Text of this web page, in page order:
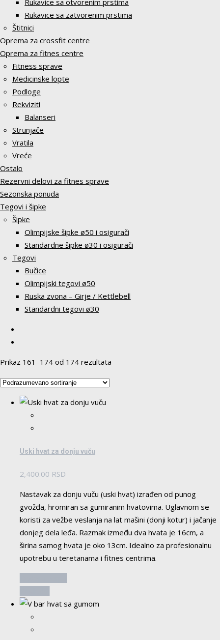
Rukavice sa otvorenim prstima
Rukavice sa zatvorenim prstima
Štitnici
Oprema za crossfit centre
Oprema za fitnes centre
Fitness sprave
Medicinske lopte
Podloge
Rekviziti
Balanseri
Strunjače
Vratila
Vreće
Ostalo
Rezervni delovi za fitnes sprave
Sezonska ponuda
Tegovi i šipke
Šipke
Olimpijske šipke ø50 i osigurači
Standardne šipke ø30 i osigurači
Tegovi
Bučice
Olimpijski tegovi ø50
Ruska zvona – Girje / Kettlebell
Standardni tegovi ø30
Prikaz 161–174 od 174 rezultata
Uski hvat za donju vuču
2,400.00 RSD
Nastavak za donju vuču (uski hvat) izrađen od punog
gvožđa, hromiran sa gumiranim hvatovima. Uglavnom se
koristi za vežbe veslanja na lat mašini (donji kotur) i jačanje
donjeg dela leđa. Razmak između dva hvata je 16cm, a
širina samog hvata je oko 13cm. Idealno za profesionalnu
upotrebu u teretanama i fitnes centrima.